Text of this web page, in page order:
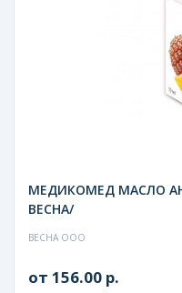
МЕДИКОМЕД МАСЛО
ВЕСНА/
ВЕСНА ООО
от 156.00 р.